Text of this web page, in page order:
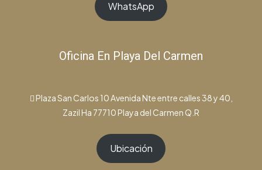
WhatsApp
Oficina En Playa Del Carmen
Plaza San Carlos 10 Avenida Nte entre calles 38 y 40,
Zazil Ha 77710 Playa del Carmen Q.R
Ubicación